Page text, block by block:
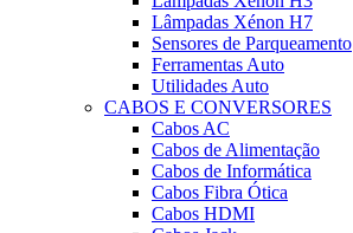
Lâmpadas Xénon H7
Sensores de Parqueamento
Ferramentas Auto
Utilidades Auto
CABOS E CONVERSORES
Cabos AC
Cabos de Alimentação
Cabos de Informática
Cabos Fibra Ótica
Cabos HDMI